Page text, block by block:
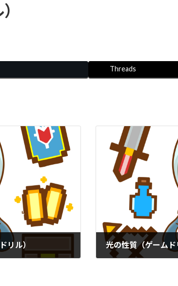
Threads
リル） 光の性質（ゲームド